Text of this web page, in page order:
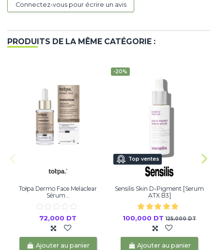
Connectez-vous pour écrire un avis
PRODUITS DE LA MÊME CATÉGORIE :
Tołpa Dermo Face Melaclear
Sérum...
72,000 DT
Ajouter au panier
Top ventes
-20%
Sensilis Skin D-Pigment [Serum
ATX B3]
100,000 DT125,000 DT
Ajouter au panier